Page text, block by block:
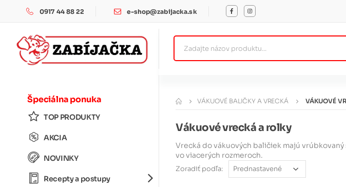
0917 44 88 22 e-shop@zabijacka.sk
Špeciálna ponuka
TOP PRODUKTY
AKCIA
NOVINKY
Recepty a postupy
VÁKUOVÉ BALIČKY A VRECKÁ VÁKUOVÉ
Vákuové vrecká a rolky
Vrecká do vákuových baličiek majú
vo viacerých rozmeroch.
Zoradiť podľa: